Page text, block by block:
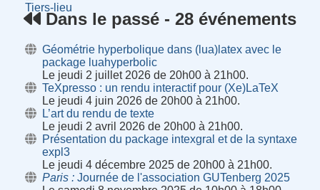
Tiers-lieu
Dans le passé - 28 événements
Géométrie hyperbolique dans (lua)latex avec le
package luahyperbolic
Le jeudi 2 juillet 2026 de 20h00 à 21h00.
TeXpresso : un rendu interactif pour (Xe)LaTeX
Le jeudi 4 juin 2026 de 20h00 à 21h00.
L’art du rendu de texte
Le jeudi 2 avril 2026 de 20h00 à 21h00.
Présentation du package intexgral et de la syntaxe
expl3
Le jeudi 4 décembre 2025 de 20h00 à 21h00.
Paris
Journée de l'association GUTenberg 2025